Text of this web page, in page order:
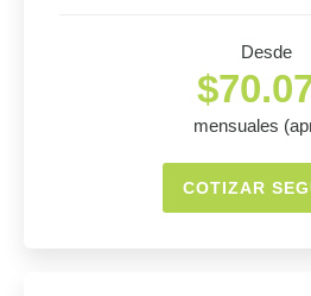
Desde
mensuales
COTIZAR